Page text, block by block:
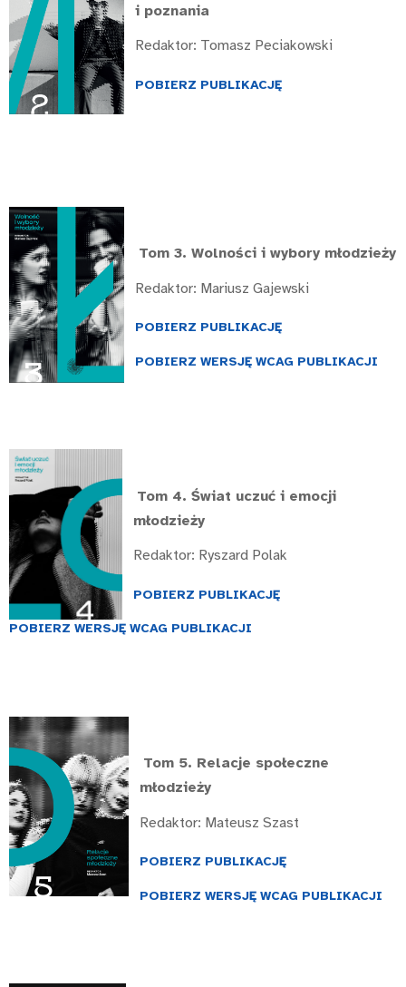
i poznania
Redaktor: Tomasz Peciakowski
POBIERZ PUBLIKACJĘ
Tom 3. Wolności i wybory młodzieży
Redaktor: Mariusz Gajewski
POBIERZ PUBLIKACJĘ
POBIERZ WERSJĘ WCAG PUBLIKACJI
Tom 4. Świat uczuć i emocji
młodzieży
Redaktor: Ryszard Polak
POBIERZ PUBLIKACJĘ
POBIERZ WERSJĘ WCAG PUBLIKACJI
Tom 5. Relacje społeczne
młodzieży
Redaktor: Mateusz Szast
POBIERZ PUBLIKACJĘ
POBIERZ WERSJĘ WCAG PUBLIKACJI